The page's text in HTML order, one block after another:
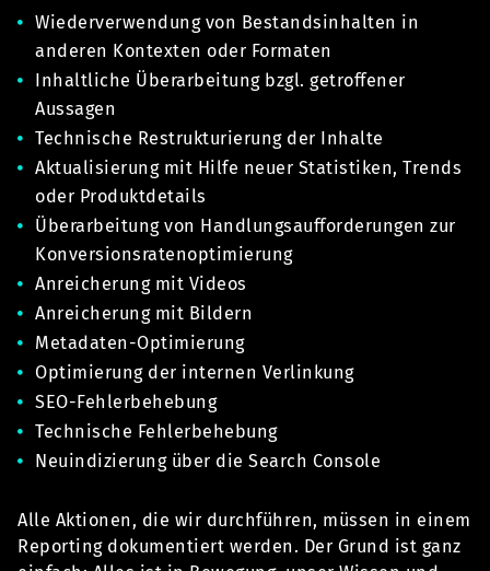
Wiederverwendung von Bestandsinhalten in
anderen Kontexten oder Formaten
Inhaltliche Überarbeitung bzgl. getroffener
Aussagen
Technische Restrukturierung der Inhalte
Aktualisierung mit Hilfe neuer Statistiken, Trends
oder Produktdetails
Überarbeitung von Handlungsaufforderungen zur
Konversionsratenoptimierung
Anreicherung mit Videos
Anreicherung mit Bildern
Metadaten-Optimierung
Optimierung der internen Verlinkung
SEO-Fehlerbehebung
Technische Fehlerbehebung
Neuindizierung über die Search Console
Alle Aktionen, die wir durchführen, müssen in einem
Reporting dokumentiert werden. Der Grund ist ganz